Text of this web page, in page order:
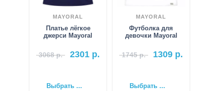
MAYORAL
Платье лёгкое
джерси Mayoral
3068р. 2301 р.
Выбрать ...
MAYORAL
Футболка для
девочки Mayoral
1745р. 1309 р.
Выбрать ...